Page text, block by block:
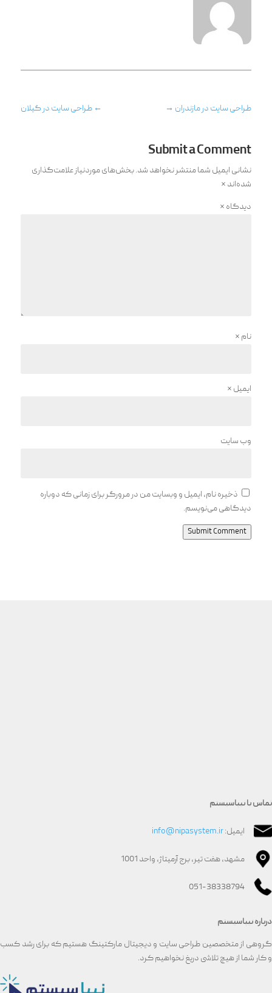
←طراحی سایت در گیلان طراحی سایت در مازندران →
Submit a Comment
نشانی ایمیل شما منتشر نخواهد شد.بخش‌های موردنیاز علامت‌گذاری
شده‌اند *
دیدگاه *
نام *
ایمیل *
وب‌ سایت
ذخیره نام، ایمیل و وبسایت من در مرورگر برای زمانی که دوباره
دیدگاهی می‌نویسم.
Submit Comment
تماس با نیپاسیستم
ایمیل:info@nipasystem.ir
مشهد، هفت تیر، برج آرمیتاژ، واحد 1001
051-38338794
درباره نیپاسیستم
گروهی از متخصصین طراحی سایت و دیجیتال مارکتینگ هستیم که برای رشد کسب
و کار شما از هیچ تلاشی دریغ نخواهیم کرد.